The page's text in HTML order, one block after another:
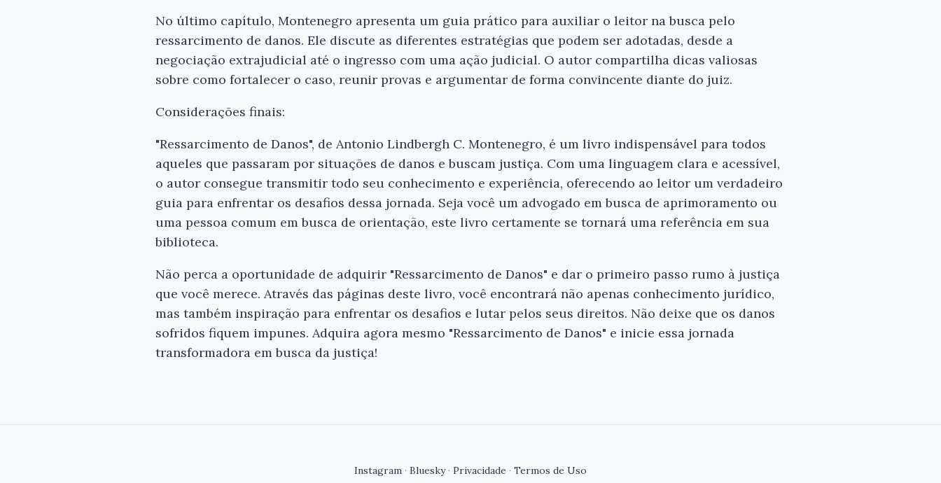
No último capítulo, Montenegro apresenta um guia prático para auxiliar o leitor na busca pelo
ressarcimento de danos. Ele discute as diferentes estratégias que podem ser adotadas, desde a
negociação extrajudicial até o ingresso com uma ação judicial. O autor compartilha dicas valiosas
sobre como fortalecer o caso, reunir provas e argumentar de forma convincente diante do juiz.
Considerações finais:
"Ressarcimento de Danos", de Antonio Lindbergh C. Montenegro, é um livro indispensável para todos
aqueles que passaram por situações de danos e buscam justiça. Com uma linguagem clara e acessível,
o autor consegue transmitir todo seu conhecimento e experiência, oferecendo ao leitor um verdadeiro
guia para enfrentar os desafios dessa jornada. Seja você um advogado em busca de aprimoramento ou
uma pessoa comum em busca de orientação, este livro certamente se tornará uma referência em sua
biblioteca.
Não perca a oportunidade de adquirir "Ressarcimento de Danos" e dar o primeiro passo rumo à justiça
que você merece. Através das páginas deste livro, você encontrará não apenas conhecimento jurídico,
mas também inspiração para enfrentar os desafios e lutar pelos seus direitos. Não deixe que os danos
sofridos fiquem impunes. Adquira agora mesmo "Ressarcimento de Danos" e inicie essa jornada
transformadora em busca da justiça!
Instagram · Bluesky· Privacidade · Termos de Uso